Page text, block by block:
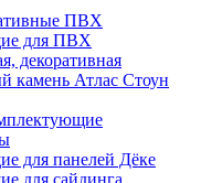
ПВХ
для ПВХ
декоративная
камень Атлас Стоун
для панелей Дёке
для сайдинга